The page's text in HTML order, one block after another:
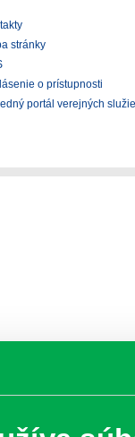
stránky
o prístupnosti
portál verejných